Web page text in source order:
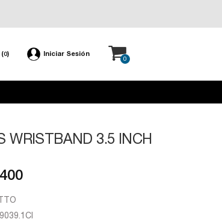
0) Iniciar Sesión
0
WRISTBAND 3.5 INCH